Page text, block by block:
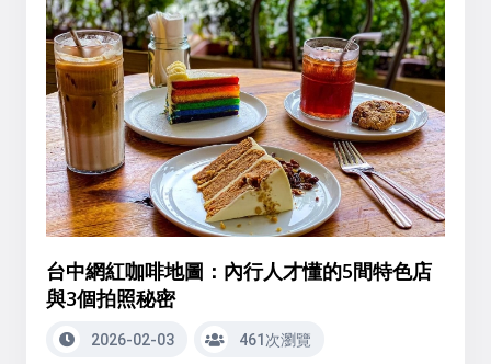
台中網紅咖啡地圖：內行人才懂的5間特色店
與3個拍照秘密
2026-02-03 461次瀏覽